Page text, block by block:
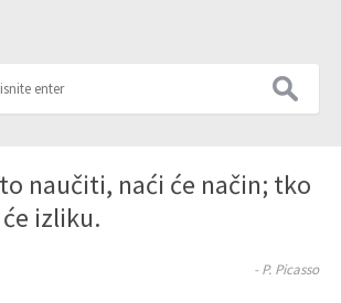
naučiti, naći će način; tko
izliku.
- P. Picasso